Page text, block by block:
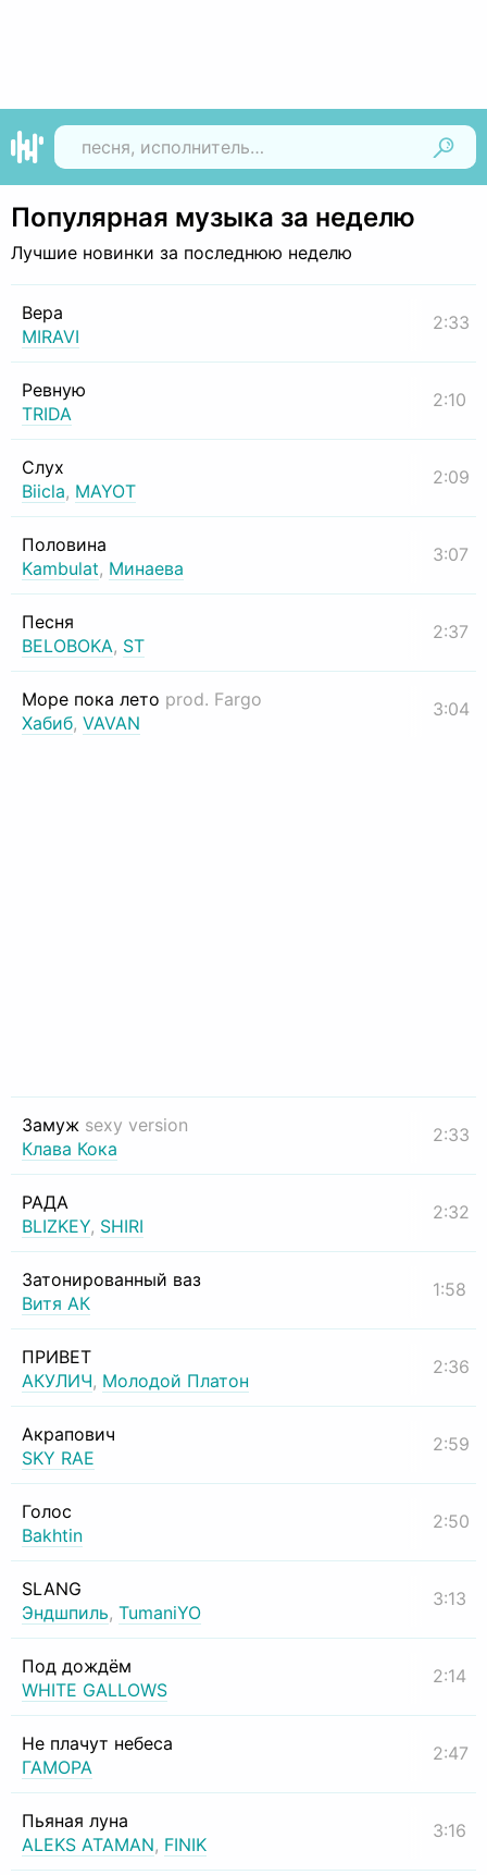
Популярная музыка за неделю
Лучшие новинки за последнюю неделю
Вера
MIRAVI
2:33
Ревную
TRIDA
2:10
Слух
Biicla, MAYOT
2:09
Половина
Kambulat, Минаева
3:07
Песня
BELOBOKA, ST
2:37
Море пока лето prod. Fargo
Хабиб, VAVAN
3:04
Замуж sexy version
Клава Кока
2:33
РАДА
BLIZKEY, SHIRI
2:32
Затонированный ваз
Витя АК
1:58
ПРИВЕТ
АКУЛИЧ, Молодой Платон
2:36
Акрапович
SKY RAE
2:59
Голос
Bakhtin
2:50
SLANG
Эндшпиль, TumaniYO
3:13
Под дождём
WHITE GALLOWS
2:14
Не плачут небеса
ГАМОРА
2:47
Пьяная луна
ALEKS ATAMAN, FINIK
3:16